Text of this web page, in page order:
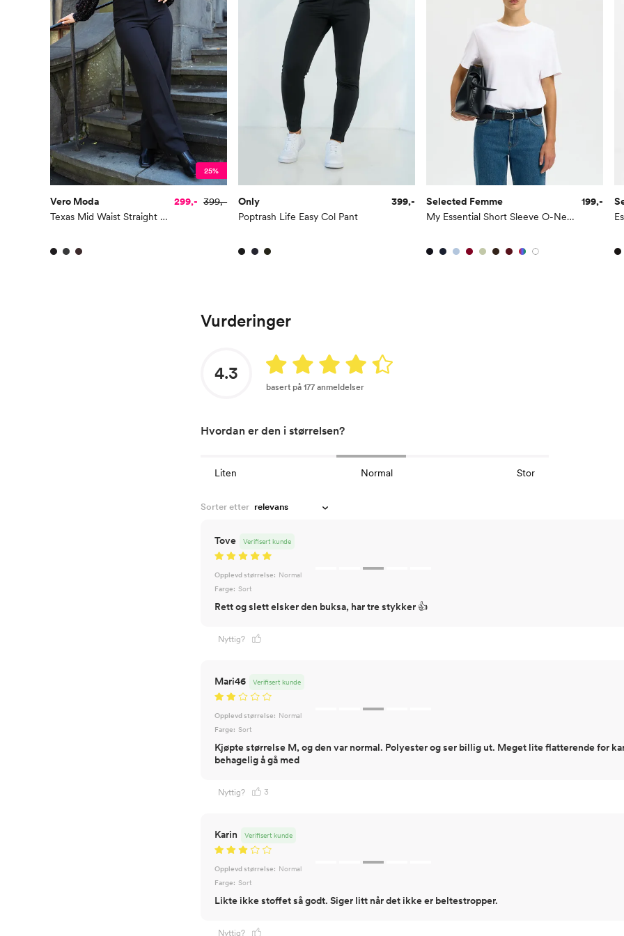
25%
Vero Moda
Texas Mid Waist Straight Pant
299,- 399,-
Only
Poptrash Life Easy Col Pant
399,-
Selected Femme
My Essential Short Sleeve O-Neck Tee
199,-
Vurderinger
4.3
basert på 177 anmeldelser
Hvordan er den i størrelsen?
Liten Normal Stor
Sorter etter
Tove Verifisert kunde
Opplevd størrelse: Normal
Farge: Sort
Rett og slett elsker den buksa, har tre stykker 👍
Nyttig?
Mari46 Verifisert kunde
Opplevd størrelse: Normal
Farge: Sort
Kjøpte størrelse M, og den var normal. Polyester og ser billig ut. Meget lite flatterende for
behagelig å gå med
Nyttig? 3
Karin Verifisert kunde
Opplevd størrelse: Normal
Farge: Sort
Likte ikke stoffet så godt. Siger litt når det ikke er beltestropper.
Nyttig?